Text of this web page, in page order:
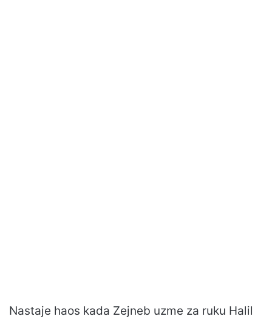
Nastaje haos kada Zejneb uzme za ruku Halil